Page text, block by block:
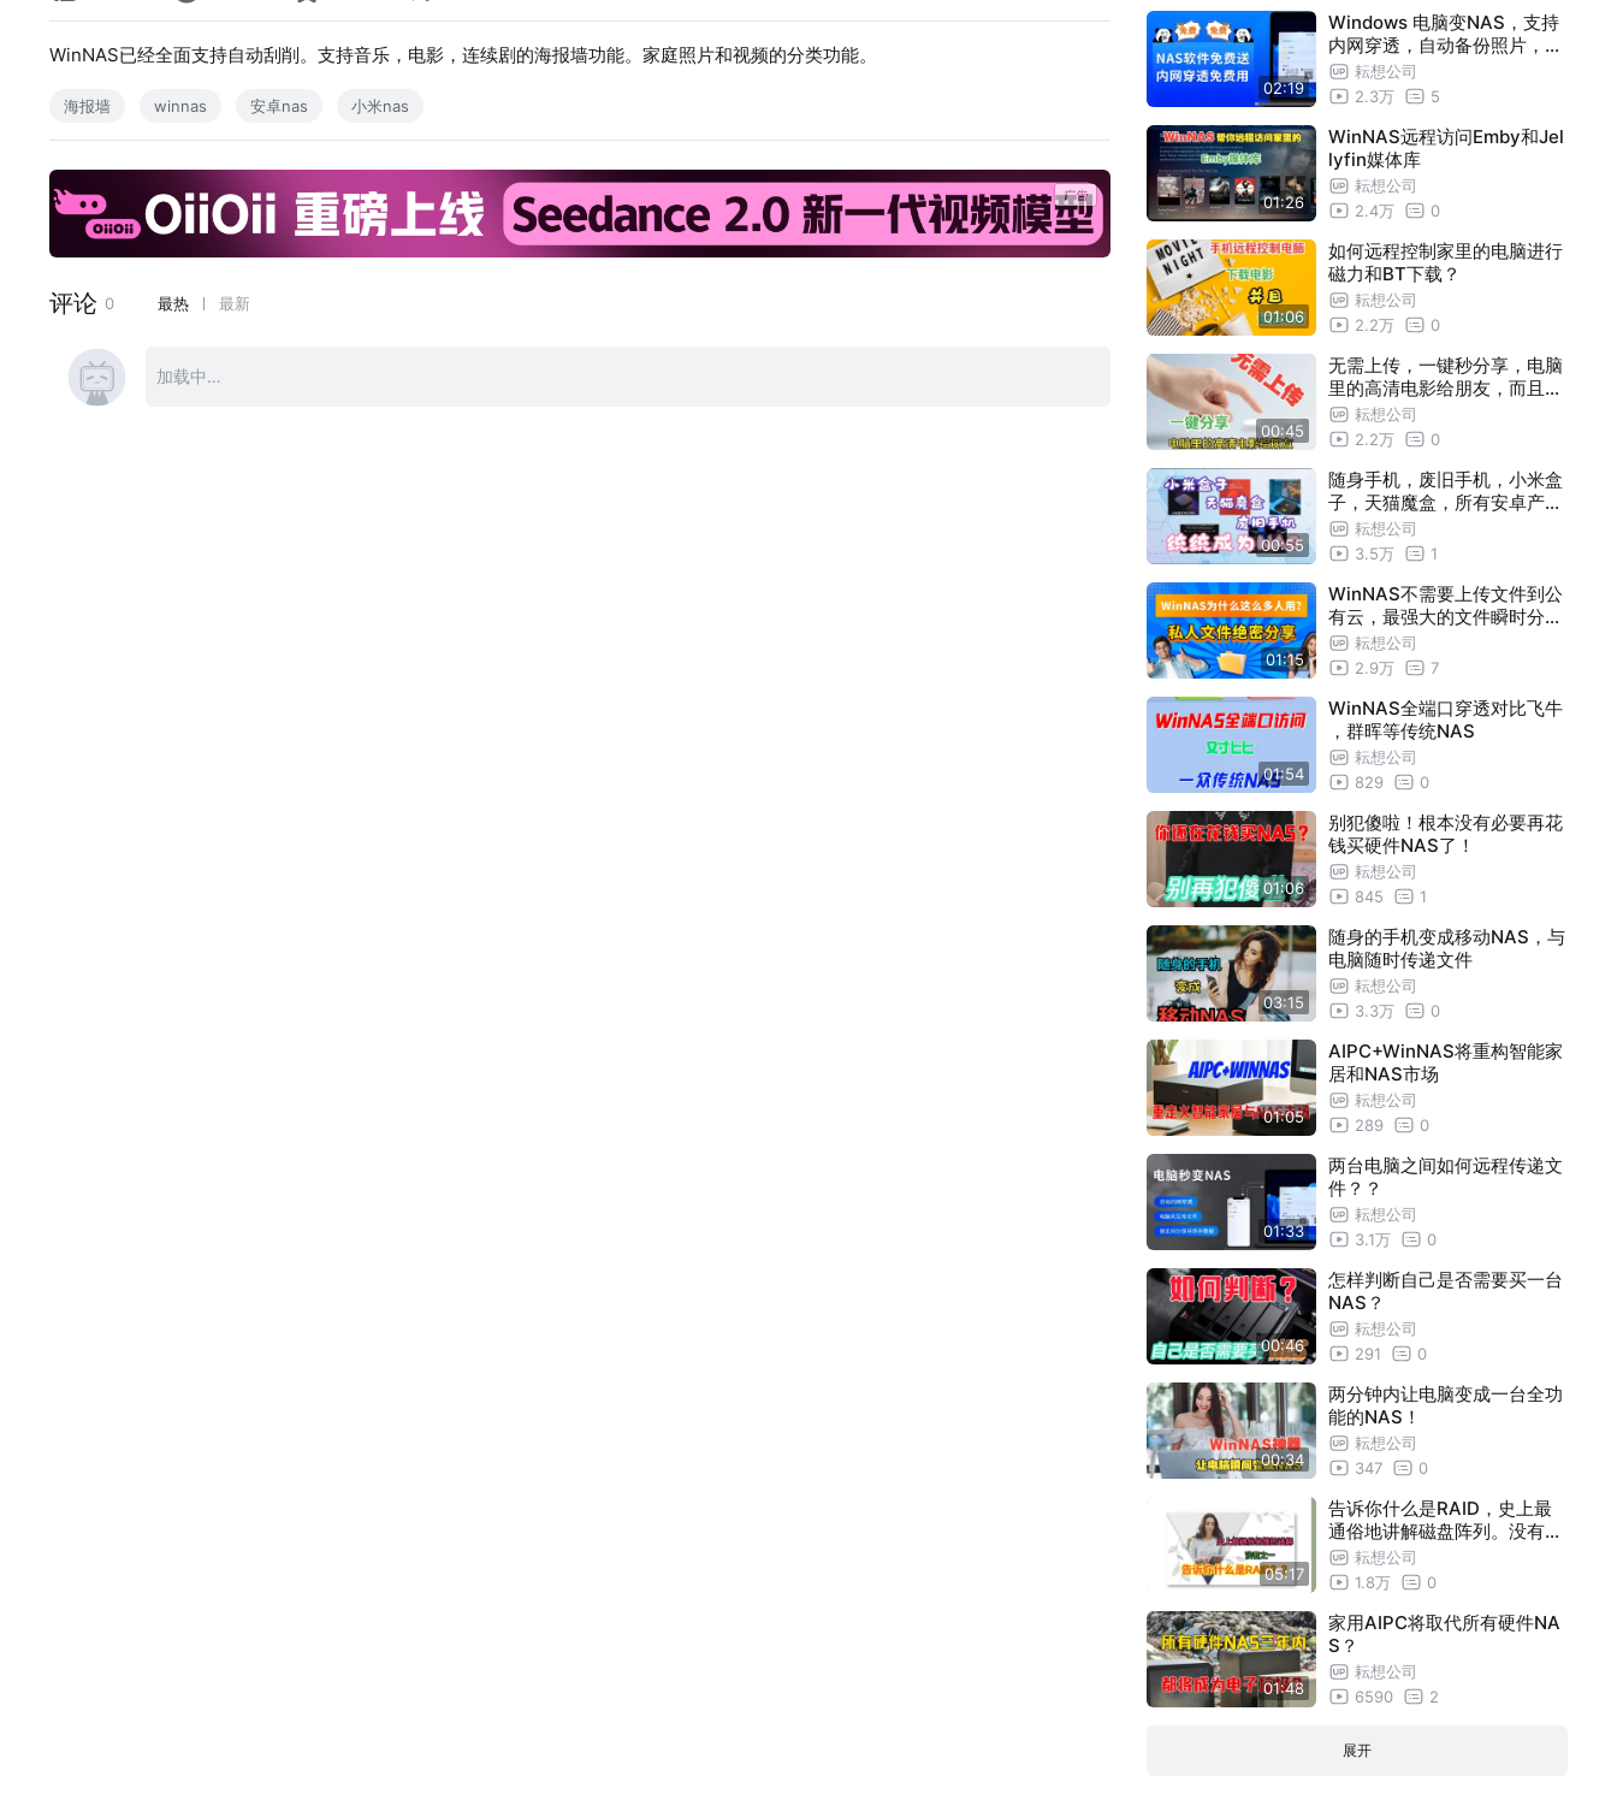
WinNAS已经全面支持自动刮削。支持音乐，电影，连续剧的海报墙功能。家庭照片和视频的分类功能。
海报墙 winnas 安卓nas 小米nas
02:19
Windows 电脑变NAS，支持
内网穿透，自动备份照片，手
机远程访问电脑
耘想公司
2.3万
5
01:26
WinNAS远程访问Emby和Jel
lyfin媒体库
耘想公司
2.4万
0
01:06
如何远程控制家里的电脑进行
磁力和BT下载？
耘想公司
2.2万
0
00:45
无需上传，一键秒分享，电脑
里的高清电影给朋友，而且绝
对私密！
耘想公司
2.2万
0
00:55
随身手机，废旧手机，小米盒
子，天猫魔盒，所有安卓产品
全部成为存储设备
耘想公司
3.5万
1
01:15
WinNAS不需要上传文件到公
有云，最强大的文件瞬时分享
工具耘想公司
2.9万
7
01:54
WinNAS全端口穿透对比飞牛
，群晖等传统NAS
耘想公司
829
0
01:06
别犯傻啦！根本没有必要再花
钱买硬件NAS了！
耘想公司
845
1
03:15
随身的手机变成移动NAS，与
电脑随时传递文件
耘想公司
3.3万
0
01:05
AIPC+WinNAS将重构智能家
居和NAS市场
耘想公司
289
0
01:33
两台电脑之间如何远程传递文
件？？
耘想公司
3.1万
0
00:46
怎样判断自己是否需要买一台
NAS？
耘想公司
291
0
00:34
两分钟内让电脑变成一台全功
能的NAS！
耘想公司
347
0
05:17
告诉你什么是RAID，史上最
通俗地讲解磁盘阵列。没有之
一！耘想公司
1.8万
0
01:48
家用AIPC将取代所有硬件NA
S？
耘想公司
6590
2
展开